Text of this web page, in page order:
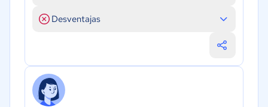
Desventajas